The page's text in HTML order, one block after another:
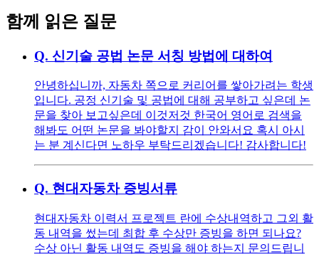
함께 읽은 질문
Q. 신기술 공법 논문 서칭 방법에 대하여
안녕하십니까, 자동차 쪽으로 커리어를 쌓아가려는 학생
입니다. 공정 신기술 및 공법에 대해 공부하고 싶은데 논
문을 찾아 보고싶은데 이것저것 한국어 영어로 검색을
해봐도 어떤 논문을 봐야할지 감이 안와서요 혹시 아시
는 분 계신다면 노하우 부탁드리겠습니다! 감사합니다!
Q. 현대자동차 증빙서류
현대자동차 이력서 프로젝트 란에 수상내역하고 그외 활
동 내역을 썼는데 최합 후 수상만 증빙을 하면 되나요?
수상 아닌 활동 내역도 증빙을 해야 하는지 문의드립니